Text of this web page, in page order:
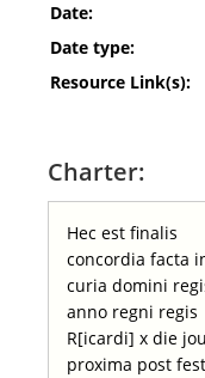
Date:
Date type:
Resource Link(s):
Charter:
Hec est finalis
concordia facta
curia domini
anno regni regis
R[icardi] x die
proxima post